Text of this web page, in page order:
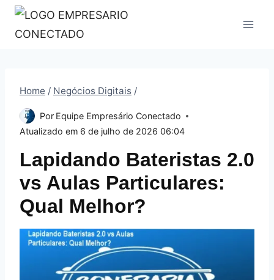
Pular
para
Home / Negócios Digitais /
Por Equipe Empresário Conectado
Atualizado em 6 de julho de 2026 06:04
Lapidando Bateristas 2.0
vs Aulas Particulares:
Qual Melhor?